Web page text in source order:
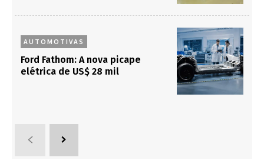
AUTOMOTIVAS
Ford Fathom: A nova picape
elétrica de US$ 28 mil